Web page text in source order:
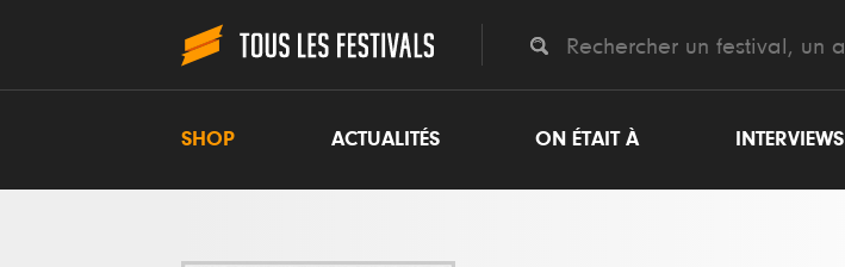
SHOP ACTUALITÉS ON ÉTAIT À INTERVIEWS